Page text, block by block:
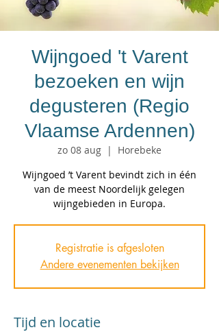
Wijngoed 't Varent
bezoeken en wijn
degusteren (Regio
Vlaamse Ardennen)
zo 08 aug
  |
Horebeke
Wijngoed ’t Varent bevindt zich in één
van de meest Noordelijk gelegen
wijngebieden in Europa.
Registratie is afgesloten
Andere evenementen bekijken
Tijd en locatie